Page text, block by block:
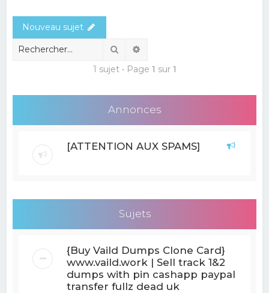
r
Nouveau sujet
Rechercher
1 sujet • Page 1 sur 1
Annonces
[ATTENTION AUX SPAMS]
Sujets
{Buy Vaild Dumps Clone Card}
www.vaild.work | Sell track 1&2
dumps with pin cashapp paypal
transfer fullz dead uk